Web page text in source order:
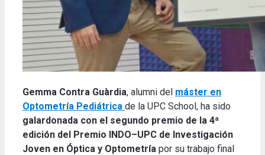
Gemma Contra Guàrdia, alumni del máster en
Optometría Pediátrica de la UPC School, ha sido
galardonada con el segundo premio de la 4ª
edición del Premio INDO–UPC de Investigación
Joven en Óptica y Optometría por su trabajo final